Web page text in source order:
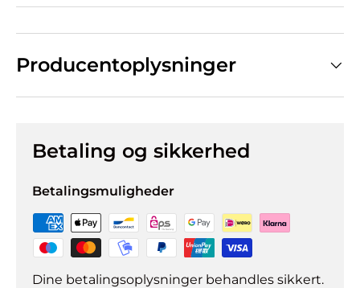
Producentoplysninger
Betaling og sikkerhed
Betalingsmuligheder
Dine betalingsoplysninger behandles sikkert.